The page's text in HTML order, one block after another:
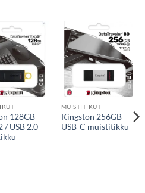
128GB
/ USB 2.0
MUISTITIKUT
Kingston 256GB
USB-C muistitikku